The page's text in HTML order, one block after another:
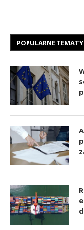
POPULARNE TEMATY